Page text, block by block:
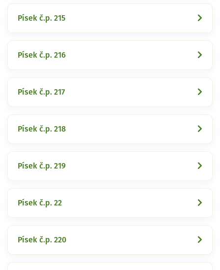
Písek č.p. 215
Písek č.p. 216
Písek č.p. 217
Písek č.p. 218
Písek č.p. 219
Písek č.p. 22
Písek č.p. 220